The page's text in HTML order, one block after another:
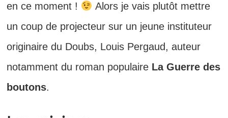
en ce moment !
Alors je vais plutôt mettre
un coup de projecteur sur un jeune instituteur
originaire du Doubs, Louis Pergaud, auteur
notamment du roman populaire La Guerre des
boutons.